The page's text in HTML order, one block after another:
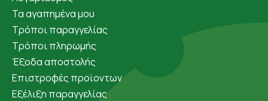
Τα αγαπημένα μου
Τρόποι παραγγελίας
Τρόποι πληρωμής
Έξοδα αποστολής
Επιστροφές προϊοντων
Εξέλιξη παραγγελίας